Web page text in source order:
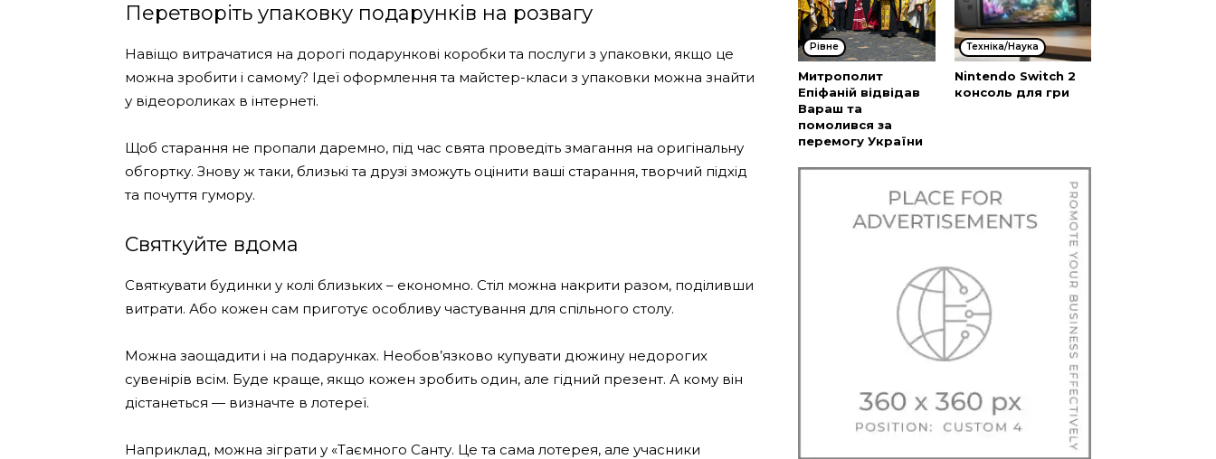
Перетворіть упаковку подарунків на розвагу
Навіщо витрачатися на дорогі подарункові коробки та послуги з упаковки, якщо це
можна зробити і самому? Ідеї ​​оформлення та майстер-класи з упаковки можна знайти
у відеороликах в інтернеті.
Щоб старання не пропали даремно, під час свята проведіть змагання на оригінальну
обгортку. Знову ж таки, близькі та друзі зможуть оцінити ваші старання, творчий підхід
та почуття гумору.
Святкуйте вдома
Святкувати будинки у колі близьких – економно. Стіл можна накрити разом, поділивши
витрати. Або кожен сам приготує особливу частування для спільного столу.
Можна заощадити і на подарунках. Необов’язково купувати дюжину недорогих
сувенірів всім. Буде краще, якщо кожен зробить один, але гідний презент. А кому він
дістанеться — визначте в лотереї.
Наприклад, можна зіграти у «Таємного Санту. Це та сама лотерея, але учасники
Рівне
Митрополит
Епіфаній відвідав
Вараш та
помолився за
перемогу України
Техніка/Наука
Nintendo Switch 2
консоль для гри